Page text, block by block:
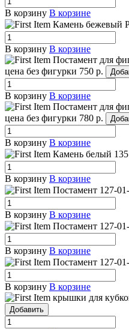
В корзину В корзине
Камень бежевый
В корзину В корзине
Постамент для
цена без фигурки 750 р.
В корзину В корзине
Постамент для
цена без фигурки 780 р.
В корзину В корзине
Камень белый
В корзину В корзине
Постамент 127-
В корзину В корзине
Постамент 127-
В корзину В корзине
Постамент 127-
В корзину В корзине
крышки для
Добавить